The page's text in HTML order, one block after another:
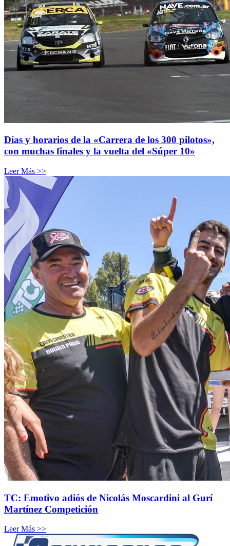
Días y horarios de la «Carrera de los 300 pilotos»,
con muchas finales y la vuelta del «Súper 10»
Leer Más >>
TC: Emotivo adiós de Nicolás Moscardini al Gurí
Martínez Competición
Leer Más >>